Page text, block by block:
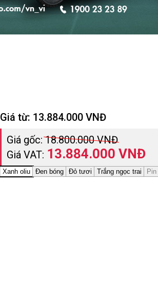
Giá từ: 13.884.000 VNĐ
Giá gốc:18.800.000 VNĐ
Giá VAT: 13.884.000 VNĐ
Xanh oliu Đen bóng Đỏ tươi Trắng ngọc trai